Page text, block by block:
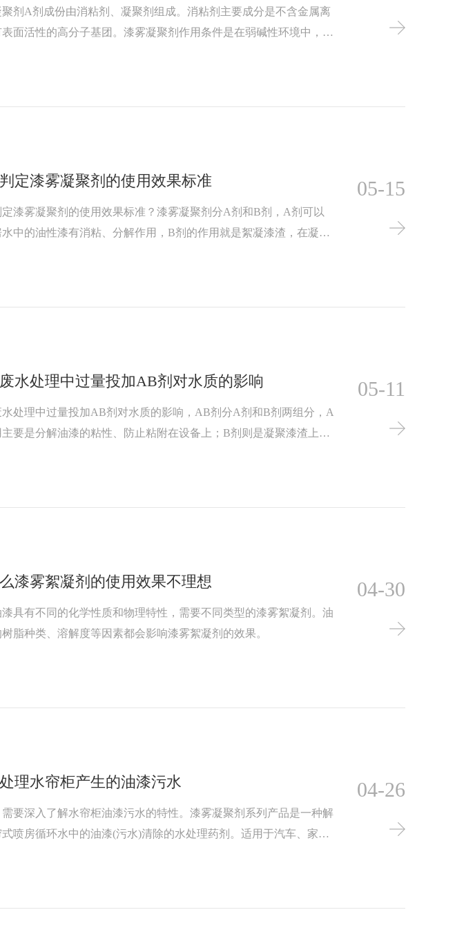
剂A剂成份由消粘剂、凝聚剂组成。消粘剂主要成分是不含金属离
面活性的高分子基团。漆雾凝聚剂作用条件是在弱碱性环境中，表
定漆雾凝聚剂的使用效果标准
漆雾凝聚剂的使用效果标准？漆雾凝聚剂分A剂和B剂，A剂可以
水中的油性漆有消粘、分解作用，B剂的作用就是絮凝漆渣，在凝聚
05-15
水处理中过量投加AB剂对水质的影响
水处理中过量投加AB剂对水质的影响，AB剂分A剂和B剂两组分，A
要是分解油漆的粘性、防止粘附在设备上；B剂则是凝聚漆渣上
05-11
漆雾絮凝剂的使用效果不理想
具有不同的化学性质和物理特性，需要不同类型的漆雾絮凝剂。油
脂种类、溶解度等因素都会影响漆雾絮凝剂的效果。
04-30
理水帘柜产生的油漆污水
要深入了解水帘柜油漆污水的特性。漆雾凝聚剂系列产品是一种解
式喷房循环水中的油漆(污水)清除的水处理药剂。适用于汽车、家
04-26